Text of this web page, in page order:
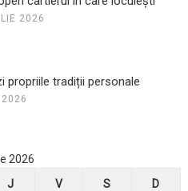
2026
propriile tradiții personale
2026
2026
J V S D